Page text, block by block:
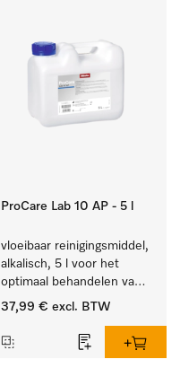
ProCare Lab 10 AP - 5 l
vloeibaar reinigingsmiddel,
alkalisch, 5 l voor het
optimaal behandelen van
laboratoriumhulpstukken.
37,99 € excl. BTW